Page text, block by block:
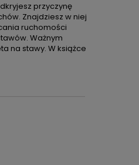
przyczynę
Znajdziesz w niej
ruchomości
Ważnym
na stawy. W książce